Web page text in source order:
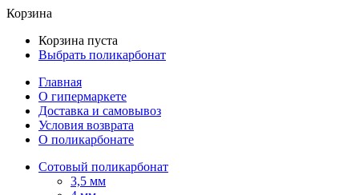
Корзина
Корзина пуста
Выбрать поликарбонат
Главная
О гипермаркете
Доставка и самовывоз
Условия возврата
О поликарбонате
Сотовый поликарбонат
3,5 мм